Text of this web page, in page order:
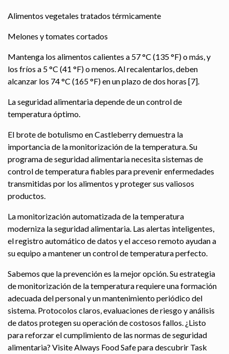
Alimentos vegetales tratados térmicamente
Melones y tomates cortados
Mantenga los alimentos calientes a 57 °C (135 °F) o más, y
los fríos a 5 °C (41 °F) o menos. Al recalentarlos, deben
alcanzar los 74 °C (165 °F) en un plazo de dos horas [7].
La seguridad alimentaria depende de un control de
temperatura óptimo.
El brote de botulismo en Castleberry demuestra la
importancia de la monitorización de la temperatura. Su
programa de seguridad alimentaria necesita sistemas de
control de temperatura fiables para prevenir enfermedades
transmitidas por los alimentos y proteger sus valiosos
productos.
La monitorización automatizada de la temperatura
moderniza la seguridad alimentaria. Las alertas inteligentes,
el registro automático de datos y el acceso remoto ayudan a
su equipo a mantener un control de temperatura perfecto.
Sabemos que la prevención es la mejor opción. Su estrategia
de monitorización de la temperatura requiere una formación
adecuada del personal y un mantenimiento periódico del
sistema. Protocolos claros, evaluaciones de riesgo y análisis
de datos protegen su operación de costosos fallos. ¿Listo
para reforzar el cumplimiento de las normas de seguridad
alimentaria? Visite Always Food Safe para descubrir Task